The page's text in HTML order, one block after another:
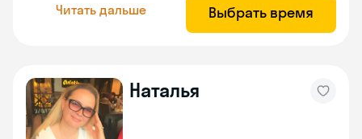
Читать дальше Выбрать время
Наталья